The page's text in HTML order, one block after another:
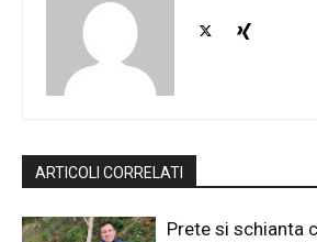
ARTICOLI CORRELATI
Prete si schianta